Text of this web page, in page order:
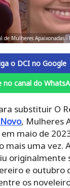
de Mulheres Apaixonadas
o DCI no Google
no canal do
substituir O
, Mulheres
maio de
mais uma vez.
originalmente
e outubro
os